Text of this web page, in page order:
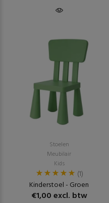
Stoelen
Meubilair
Kids
(1)
Kinderstoel - Groen
€1,00 excl. btw